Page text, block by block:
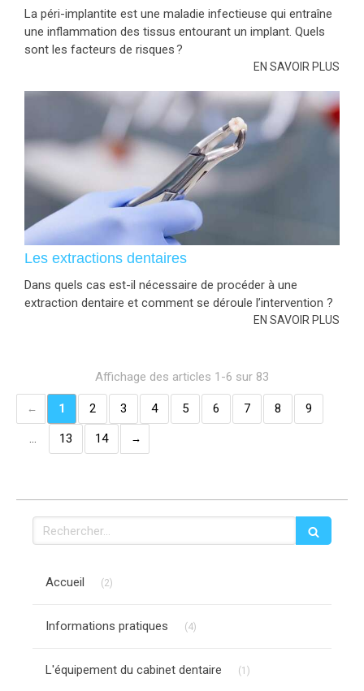
La péri-implantite est une maladie infectieuse qui entraîne
une inflammation des tissus entourant un implant. Quels
sont les facteurs de risques ?
EN SAVOIR PLUS
Les extractions dentaires
Dans quels cas est-il nécessaire de procéder à une
extraction dentaire et comment se déroule l’intervention ?
EN SAVOIR PLUS
Affichage des articles 1-6 sur 83
1 2 3 4 5 6 7 8 9
… 13 14
Rechercher
Accueil (2)
Informations pratiques (4)
L'équipement du cabinet dentaire (1)